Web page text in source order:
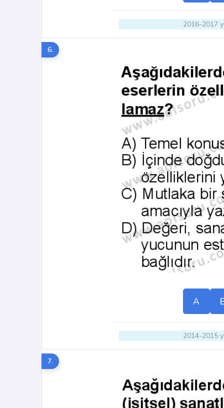
2016-2017
6.
A
2014-2015
7.